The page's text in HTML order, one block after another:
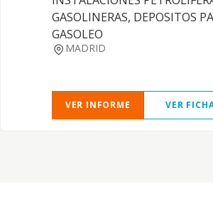
GASOLINERAS, DEPOSITOS
GASOLEO
MADRID
VER INFORME VER